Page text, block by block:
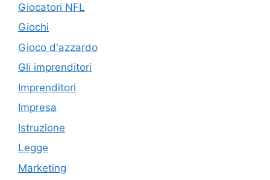
Giocatori NFL
Giochi
Gioco d'azzardo
Gli imprenditori
Imprenditori
Impresa
Istruzione
Legge
Marketing